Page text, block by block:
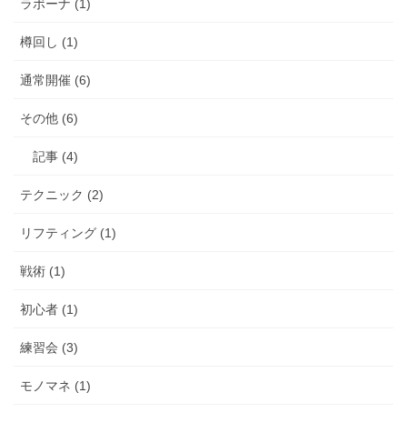
ラボーナ (1)
樽回し (1)
通常開催 (6)
その他 (6)
記事 (4)
テクニック (2)
リフティング (1)
戦術 (1)
初心者 (1)
練習会 (3)
モノマネ (1)